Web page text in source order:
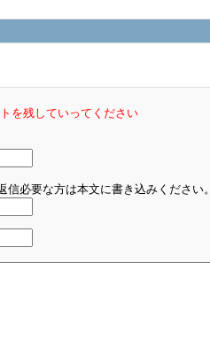
を残していってください
必要な方は本文に書き込みください。